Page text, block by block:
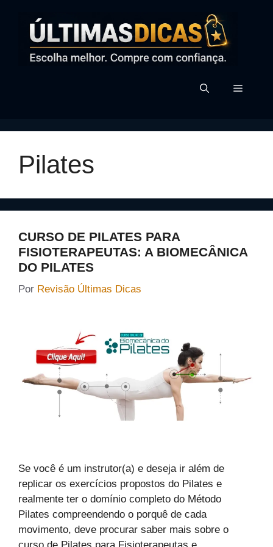
conteúdo
MENU
Pilates
CURSO DE PILATES PARA
FISIOTERAPEUTAS: A BIOMECÂNICA
DO PILATES
Por Revisão Últimas Dicas
Se você é um instrutor(a) e deseja ir além de
replicar os exercícios propostos do Pilates e
realmente ter o domínio completo do Método
Pilates compreendendo o porquê de cada
movimento, deve procurar saber mais sobre o